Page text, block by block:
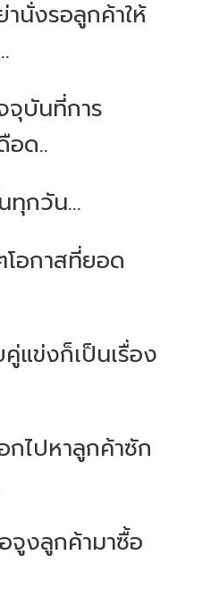
านั่งรอลูกค้าให้
จุบันที่การ
อด..
ทุกวัน...
โอกาสที่ยอด
แข่งก็เป็นเรื่อง
ไปหาลูกค้าซัก
จูงลูกค้ามาซื้อ